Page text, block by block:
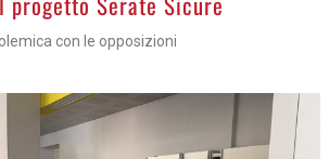
con le opposizioni